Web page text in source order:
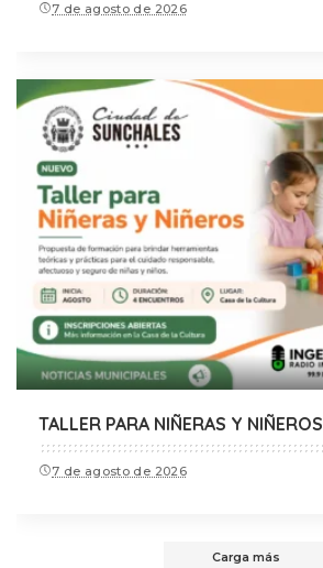
7 de agosto de 2026
TALLER PARA NIÑERAS Y NIÑEROS
7 de agosto de 2026
Carga más